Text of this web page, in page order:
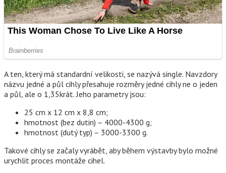
A ten, který má standardní velikosti, se nazývá single. Navzdory
názvu jedné a půl cihly přesahuje rozměry jedné cihly ne o jeden
a půl, ale o 1,35krát. Jeho parametry jsou:
25 cm x 12 cm x 8,8 cm;
hmotnost (bez dutin) – 4000-4300 g;
hmotnost (dutý typ) – 3000-3300 g.
Takové cihly se začaly vyrábět, aby během výstavby bylo možné
urychlit proces montáže cihel.